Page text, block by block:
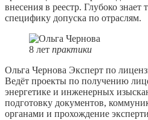
внесения в реестр. Глубоко
специфику допуска по отраслям.
8 лет практики
Ольга Чернова Эксперт по
Ведёт проекты по получению
энергетике и инженерных
подготовку документов,
органами и прохождение